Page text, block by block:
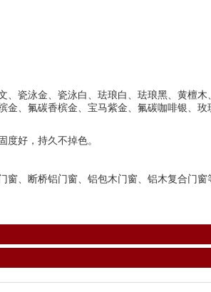
瓷泳金、瓷泳白、珐琅白、珐琅黑、黄檀
、氟碳香槟金、宝马紫金、氟碳咖啡银、
好，持久不掉色。
、断桥铝门窗、铝包木门窗、铝木复合门